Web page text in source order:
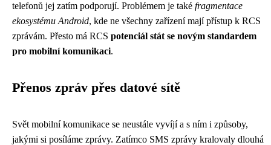
telefonů jej zatím podporují. Problémem je také fragmentace
ekosystému Android, kde ne všechny zařízení mají přístup k RCS
zprávám. Přesto má RCS potenciál stát se novým standardem
pro mobilní komunikaci.
Přenos zpráv přes datové sítě
Svět mobilní komunikace se neustále vyvíjí a s ním i způsoby,
jakými si posíláme zprávy. Zatímco SMS zprávy kralovaly dlouhá